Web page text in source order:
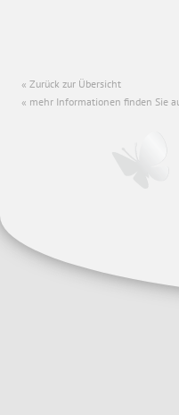
Zurück zur Übersicht
mehr Informationen finden Sie